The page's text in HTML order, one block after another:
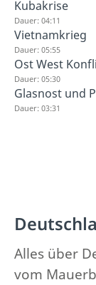
Kubakrise
Dauer: 04:11
Vietnamkrieg
Dauer: 05:55
Ost West
Dauer: 05:30
Glasnost und
Dauer: 03:31
Alles über
vom